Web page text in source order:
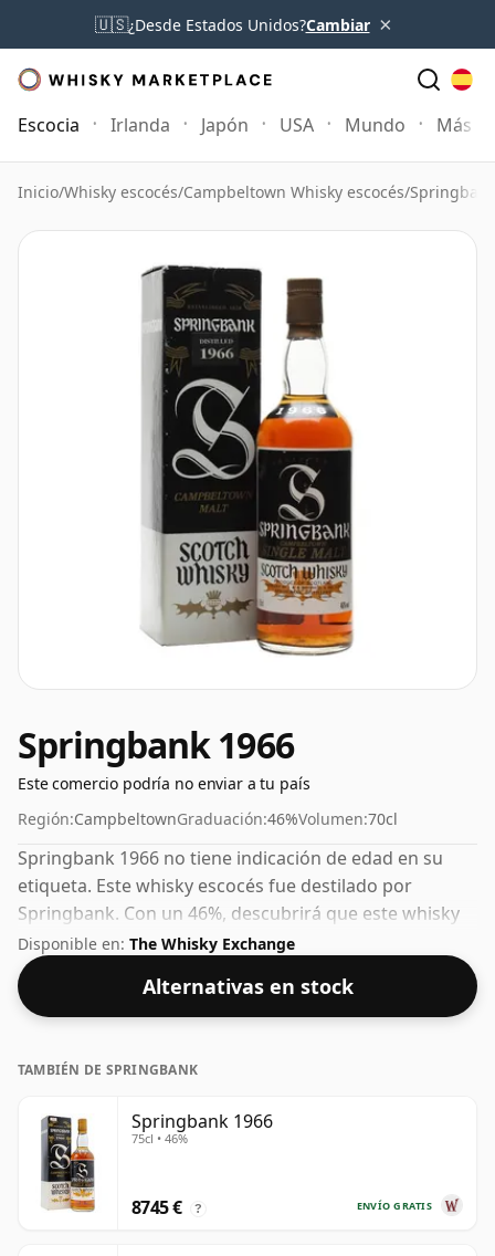
🇺🇸¿Desde Estados Unidos?Cambiar ×
Escocia Irlanda Japón USA Mundo Más
Inicio/Whisky escocés/Campbeltown Whisky escocés/
Springbank 1966
Este comercio podría no enviar a tu país
Región:CampbeltownGraduación:46%Volumen:70cl
Springbank 1966 no tiene indicación de edad en su
etiqueta. Este whisky escocés fue destilado por
Springbank. Con un 46%, descubrirá que este whisky
se embotella con la intensidad ideal para sorber. Se
presenta en botella de tamaño normal de 70cl.
Disponible en: The Whisky Exchange
Alternativas en stock
TAMBIÉN DE SPRINGBANK
Springbank 1966
75cl • 46%
ENVÍO GRATIS
8745 € ?